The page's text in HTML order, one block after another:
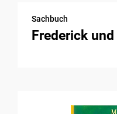
Sachbuch
Frederick